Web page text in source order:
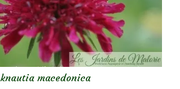
knautia macedonica